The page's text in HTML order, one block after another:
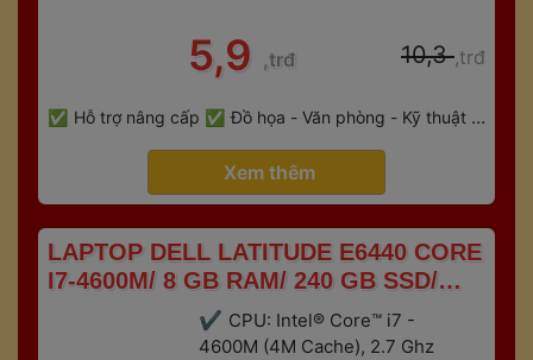
5,9 ,trđ 10,3 ,trđ
Hỗ trợ nâng cấp
Đồ họa - Văn phòng - Kỹ thuật -
Xem thêm
LAPTOP DELL LATITUDE E6440 CORE
I7-4600M/ 8 GB RAM/ 240 GB SSD/
INTEL HD 4600 + AMD RADEON HD
8690M 2G/ 14 FULL HD
CPU: Intel® Core™ i7 -
4600M (4M Cache), 2.7 Ghz